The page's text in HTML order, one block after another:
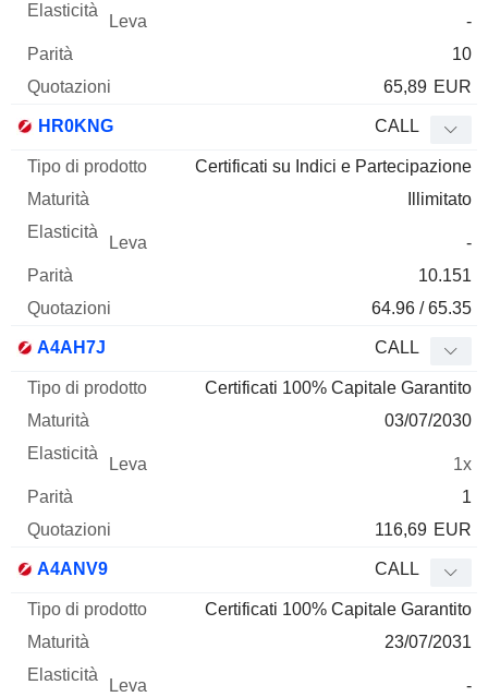
-
10
65,89 EUR
HR0KNG CALL
Certificati su Indici e Partecipazione
Illimitato
-
10.151
64.96 / 65.35
A4AH7J CALL
Certificati 100% Capitale Garantito
03/07/2030
1x
1
116,69 EUR
A4ANV9 CALL
Certificati 100% Capitale Garantito
23/07/2031
-